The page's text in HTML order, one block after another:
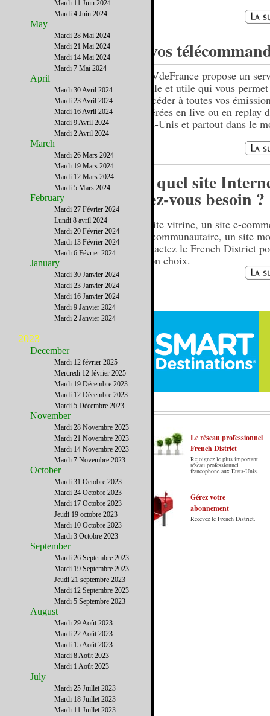
A vos
LaTVdeFrance propose un
simple et utile qui vous permet
d’accéder à toutes vos
préférées en live ou en replay
Etats-Unis et partout dans le
De quel site
avez-vous besoin ?
Un site vitrine, un site e-
site communautaire, un site
Contactez le French District
le bon choix.
Le French District est le premier guide sur
internet en Français sur les Etats-Unis.
Notre principe : Le meilleur des Etats-Unis
par ceux qui y vivent.
Le réseau professionnel
French District
Rejoignez le plus important
réseau professionnel
francophone aux Etats-Unis.
Gérez votre
abonnement
Recevez le French District.
Mardi 11 Juin 2024
Mardi 4 Juin 2024
May
Mardi 28 Mai 2024
Mardi 21 Mai 2024
Mardi 14 Mai 2024
Mardi 7 Mai 2024
April
Mardi 30 Avril 2024
Mardi 23 Avril 2024
Mardi 16 Avril 2024
Mardi 9 Avril 2024
Mardi 2 Avril 2024
March
Mardi 26 Mars 2024
Mardi 19 Mars 2024
Mardi 12 Mars 2024
Mardi 5 Mars 2024
February
Mardi 27 Février 2024
Lundi 8 avril 2024
Mardi 20 Février 2024
Mardi 13 Février 2024
Mardi 6 Février 2024
January
Mardi 30 Janvier 2024
Mardi 23 Janvier 2024
Mardi 16 Janvier 2024
Mardi 9 Janvier 2024
Mardi 2 Janvier 2024
2023
December
Mardi 12 février 2025
Mercredi 12 février 2025
Mardi 19 Décembre 2023
Mardi 12 Décembre 2023
Mardi 5 Décembre 2023
November
Mardi 28 Novembre 2023
Mardi 21 Novembre 2023
Mardi 14 Novembre 2023
Mardi 7 Novembre 2023
October
Mardi 31 Octobre 2023
Mardi 24 Octobre 2023
Mardi 17 Octobre 2023
Jeudi 19 octobre 2023
Mardi 10 Octobre 2023
Mardi 3 Octobre 2023
September
Mardi 26 Septembre 2023
Mardi 19 Septembre 2023
Jeudi 21 septembre 2023
Mardi 12 Septembre 2023
Mardi 5 Septembre 2023
August
Mardi 29 Août 2023
Mardi 22 Août 2023
Mardi 15 Août 2023
Mardi 8 Août 2023
Mardi 1 Août 2023
July
Mardi 25 Juillet 2023
Mardi 18 Juillet 2023
Mardi 11 Juillet 2023